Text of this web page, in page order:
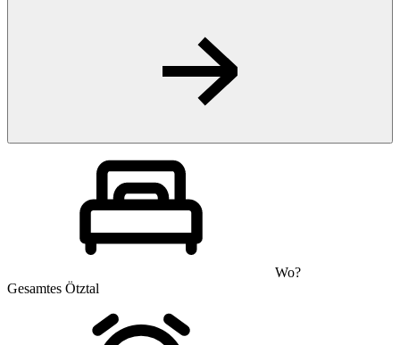
Wo?
Gesamtes Ötztal